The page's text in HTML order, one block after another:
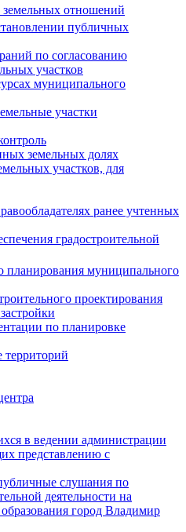
земельных отношений
публичных
по согласованию
участков
муниципального
участки
земельных долях
участков, для
ранее учтенных
градостроительной
планирования муниципального
проектирования
по планировке
территорий
в ведении администрации
представлению с
слушания по
деятельности на
город Владимир